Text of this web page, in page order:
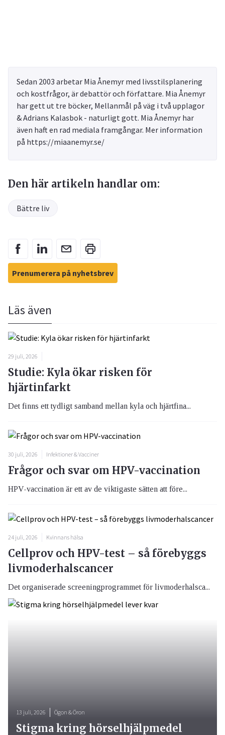
Sedan 2003 arbetar Mia Ånemyr med livsstilsplanering
och kostfrågor, är debattör och författare. Mia Ånemyr
har gett ut tre böcker, Mellanmål på väg i två upplagor
& Adrians Kalasbok - naturligt gott. Mia Ånemyr har
även haft en rad mediala framgångar. Mer information
på https://miaanemyr.se/
Den här artikeln handlar om:
Bättre liv
Prenumerera på nyhetsbrev
Läs även
29 juli, 2026
Studie: Kyla ökar risken för
hjärtinfarkt
Det finns ett tydligt samband mellan kyla och hjärtfina...
30 juli, 2026 Infektioner & Vacciner
Frågor och svar om HPV-vaccination
HPV-vaccination är ett av de viktigaste sätten att före...
24 juli, 2026 Kvinnans hälsa
Cellprov och HPV-test – så förebyggs
livmoderhalscancer
Det organiserade screeningprogrammet för livmoderhalsca...
13 juli, 2026 Ögon & Öron
Stigma kring hörselhjälpmedel